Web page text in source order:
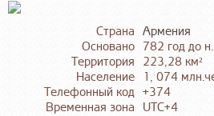
Страна Армения
Основано 782 год до
Территория
223,28 км²
Население
1, 074
Телефонный код +374
Временная зона
UTC+4